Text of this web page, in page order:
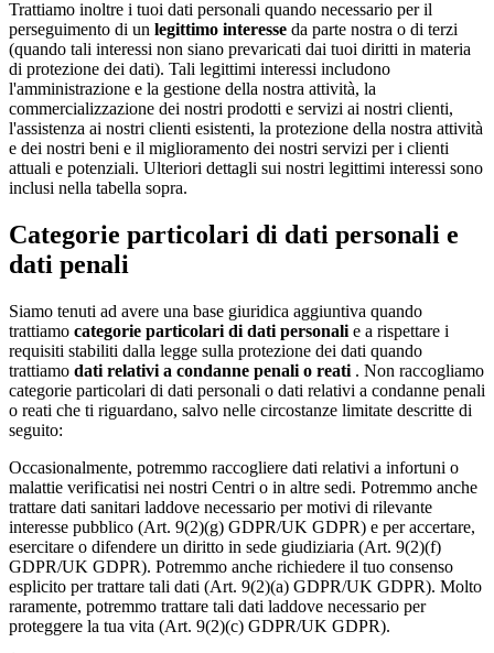
Trattiamo inoltre i tuoi dati personali quando necessario per il
perseguimento di un legittimo interesse da parte nostra o di terzi
(quando tali interessi non siano prevaricati dai tuoi diritti in materia
di protezione dei dati). Tali legittimi interessi includono
l'amministrazione e la gestione della nostra attività, la
commercializzazione dei nostri prodotti e servizi ai nostri clienti,
l'assistenza ai nostri clienti esistenti, la protezione della nostra attività
e dei nostri beni e il miglioramento dei nostri servizi per i clienti
attuali e potenziali. Ulteriori dettagli sui nostri legittimi interessi sono
inclusi nella tabella sopra.
Categorie particolari di dati personali e
dati penali
Siamo tenuti ad avere una base giuridica aggiuntiva quando
trattiamo categorie particolari di dati personali e a rispettare i
requisiti stabiliti dalla legge sulla protezione dei dati quando
trattiamo dati relativi a condanne penali o reati . Non raccogliamo
categorie particolari di dati personali o dati relativi a condanne penali
o reati che ti riguardano, salvo nelle circostanze limitate descritte di
seguito:
Occasionalmente, potremmo raccogliere dati relativi a infortuni o
malattie verificatisi nei nostri Centri o in altre sedi. Potremmo anche
trattare dati sanitari laddove necessario per motivi di rilevante
interesse pubblico (Art. 9(2)(g) GDPR/UK GDPR) e per accertare,
esercitare o difendere un diritto in sede giudiziaria (Art. 9(2)(f)
GDPR/UK GDPR). Potremmo anche richiedere il tuo consenso
esplicito per trattare tali dati (Art. 9(2)(a) GDPR/UK GDPR). Molto
raramente, potremmo trattare tali dati laddove necessario per
proteggere la tua vita (Art. 9(2)(c) GDPR/UK GDPR).